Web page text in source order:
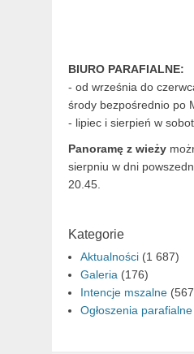
BIURO PARAFIALNE:
- od września do
środy bezpośrednio po
- lipiec i sierpień w
Panoramę z wieży
sierpniu w dni
20.45.
Kategorie
Aktualności (1 687)
Galeria (176)
Intencje mszalne
Ogłoszenia parafialne